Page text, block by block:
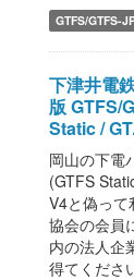
GTFS/GTFS-
下津井電
版 GTFS/
Static /
岡山の下電
(GTFS
V4と偽って
協会の会員
内の法人企
得てくださ